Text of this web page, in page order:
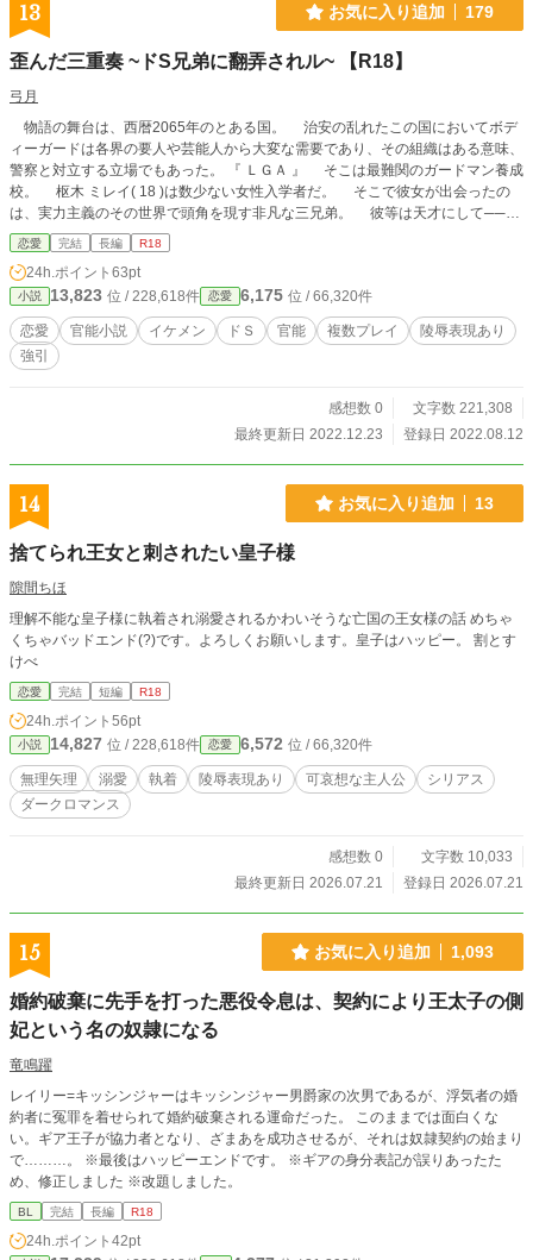
写があります。◆主に主人公(受け)視点ですが、途中から視点がコロコロ変わり
ます。◆何でも許せる人向き◆⚠️この物語に登場する場所、人物、学校名、企
業、組織等はすべてフィクションです。◆⚠️未成年の飲酒や喫煙は法律で禁止さ
れています。また、この話は違法行為を推奨する話ではありません。◆サブタイ
トルの横に※印があるのは、性的な描写がある章になりますので、注意して下さ
い。◆専門的な知識は全くありません。妄想だけで書いているので、色々と間違
いがあると思います。◆この作品は、fujossy、pixivでも公開しております。
13 お気に入り追加 179
歪んだ三重奏 ~ドS兄弟に翻弄されル~ 【R18】
弓月
物語の舞台は、西暦2065年のとある国。 治安の乱れたこの国においてボデ
ィーガードは各界の要人や芸能人から大変な需要であり、その組織はある意味、
警察と対立する立場でもあった。 『 ＬＧＡ 』 そこは最難関のガードマン養成
校。 枢木 ミレイ( 18 )は数少ない女性入学者だ。 そこで彼女が出会ったの
は、実力主義のその世界で頭角を現す非凡な三兄弟。 彼等は天才にして──最
凶の三人組。 ミレイは彼等と対立し、襲われ、歩み寄り、拒絶され、そし
て……惹かれていくことになる。 「こいつは俺が先に目を付けた、俺のモン
だ」 「女の子の泣き顔は、カワイイから好きだよ」 「痕を付けてやろうか……
他の奴が引くくらいの、ﾄﾞｷﾞﾂｲのを」 最凶三兄弟の秘めたる影と、歪んだ
愛。それを知ってしまった代償は──？ R18描写ありの過激め恋愛物語です。
恋愛 完結 長編 R18
24h.ポイント 63pt
小説 13,823 位 / 228,618件 恋愛 6,175 位 / 66,320件
恋愛 官能小説 イケメン ドＳ 官能 複数プレイ
陵辱表現あり
強引
感想数 0
文字数 221,308
最終更新日 2022.12.23
登録日 2022.08.12
14 お気に入り追加 13
捨てられ王女と刺されたい皇子様
隙間ちほ
理解不能な皇子様に執着され溺愛されるかわいそうな亡国の王女様の話 めちゃ
くちゃバッドエンド(?)です。よろしくお願いします。皇子はハッピー。 割とす
けべ
恋愛 完結 短編 R18
24h.ポイント 56pt
小説 14,827 位 / 228,618件 恋愛 6,572 位 / 66,320件
無理矢理 溺愛 執着 陵辱表現あり 可哀想な主人公
シリアス
ダークロマンス
感想数 0
文字数 10,033
最終更新日 2026.07.21
登録日 2026.07.21
15 お気に入り追加 1,093
婚約破棄に先手を打った悪役令息は、契約により王太子の側
妃という名の奴隷になる
竜鳴躍
レイリー=キッシンジャーはキッシンジャー男爵家の次男であるが、浮気者の婚
約者に冤罪を着せられて婚約破棄される運命だった。 このままでは面白くな
い。ギア王子が協力者となり、ざまあを成功させるが、それは奴隷契約の始まり
で………。 ※最後はハッピーエンドです。 ※ギアの身分表記が誤りあったた
め、修正しました ※改題しました。
BL 完結 長編 R18
24h.ポイント 42pt